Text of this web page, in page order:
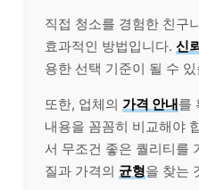
직접 청소를 경험한 친구
효과적인 방법입니다. 신
용한 선택 기준이 될 수
또한, 업체의 가격 안내를
내용을 꼼꼼히 비교해야
서 무조건 좋은 퀄리티를
질과 가격의 균형을 찾는